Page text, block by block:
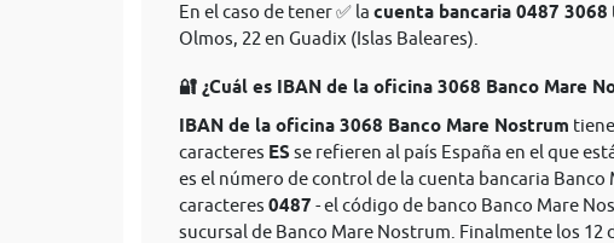
En el caso de tener ✅ la cuenta bancaria 0487 3068
Olmos, 22 en Guadix (Islas Baleares).
🔐 ¿Cuál es IBAN de la oficina 3068 Banco Mare
IBAN de la oficina 3068 Banco Mare Nostrum
caracteres ES se refieren al país España en el que
es el número de control de la cuenta bancaria
caracteres 0487 - el código de banco Banco Mare
sucursal de Banco Mare Nostrum. Finalmente los